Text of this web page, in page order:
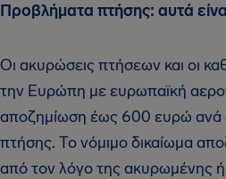
Προβλήματα πτήσης: αυτά
Οι ακυρώσεις πτήσεων και οι
την Ευρώπη με ευρωπαϊκή
αποζημίωση έως 600 ευρώ ανά
πτήσης. Το νόμιμο δικαίωμα
από τον λόγο της ακυρωμένης